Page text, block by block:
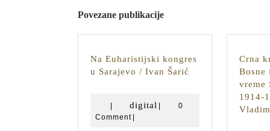
Povezane publikacije
Na Euharistijski kongres
u Sarajevo / Ivan Šarić
Euharistijski
digital digital
0
Comment
Crna
Bosne
vreme
1914-